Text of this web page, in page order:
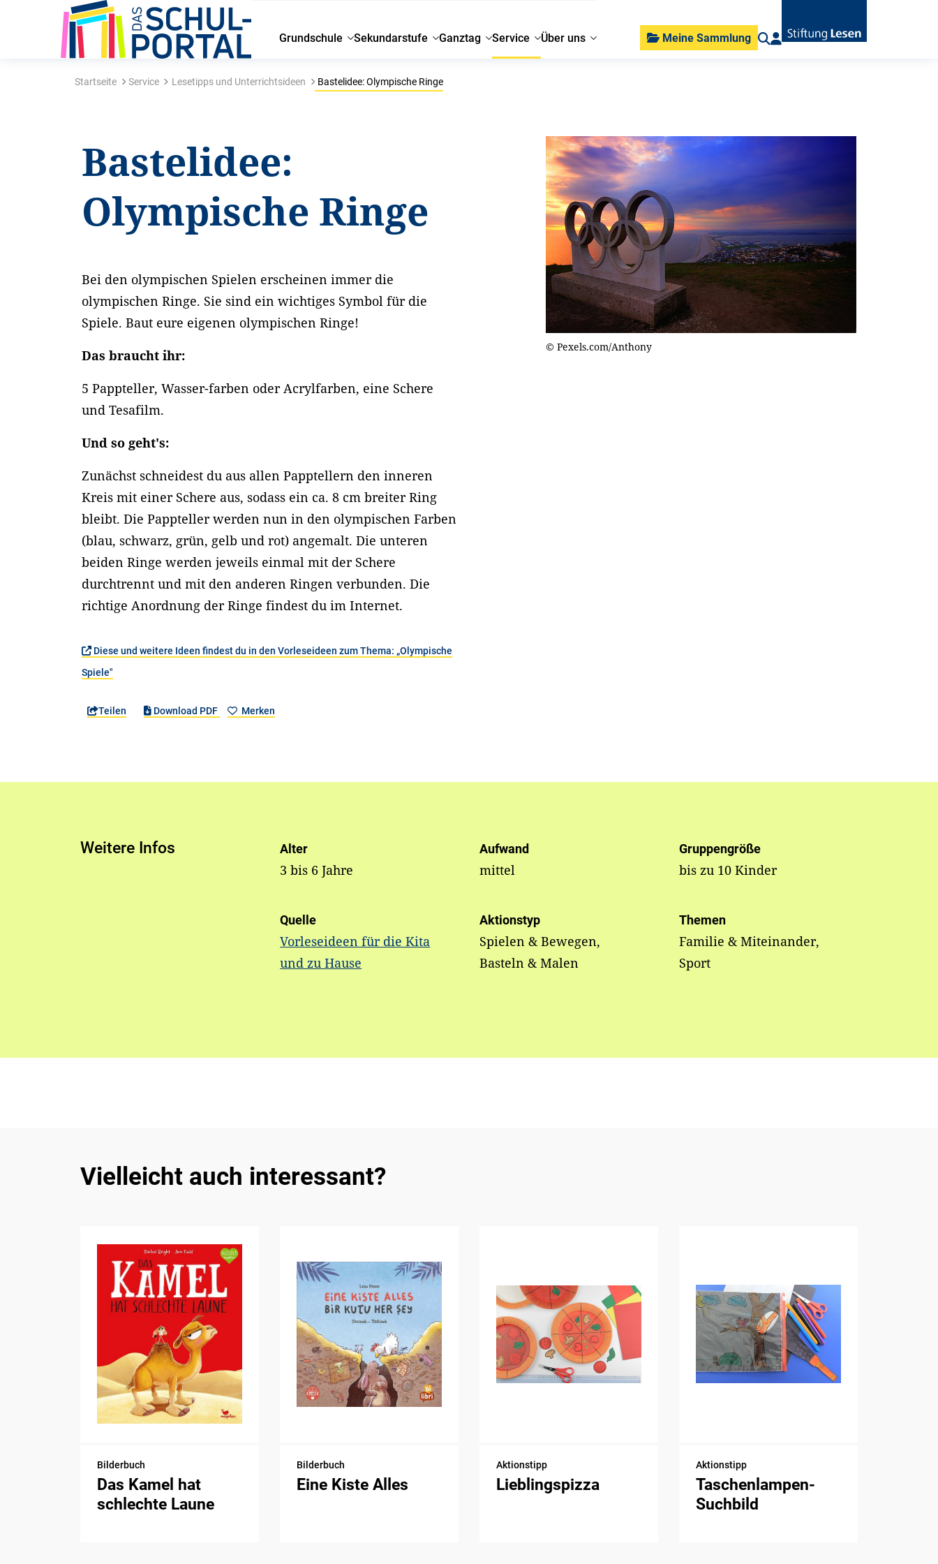
Grundschule Sekundarstufe Ganztag Service Über uns Meine Sammlung
Startseite Service Lesetipps und Unterrichtsideen Bastelidee: Olympische Ringe
Bastelidee:
Olympische Ringe
Bei den olympischen Spielen erscheinen immer die
olympischen Ringe. Sie sind ein wichtiges Symbol für die
Spiele. Baut eure eigenen olympischen Ringe!
Das braucht ihr:
5 Pappteller, Wasser-farben oder Acrylfarben, eine Schere
und Tesafilm.
Und so geht's:
Zunächst schneidest du aus allen Papptellern den inneren
Kreis mit einer Schere aus, sodass ein ca. 8 cm breiter Ring
bleibt. Die Pappteller werden nun in den olympischen Farben
(blau, schwarz, grün, gelb und rot) angemalt. Die unteren
beiden Ringe werden jeweils einmal mit der Schere
durchtrennt und mit den anderen Ringen verbunden. Die
richtige Anordnung der Ringe findest du im Internet.
Diese und weitere Ideen findest du in den Vorleseideen zum Thema: „Olympische
Spiele"
Teilen Download PDF Merken
© Pexels.com/Anthony
Weitere Infos Alter
3 bis 6 Jahre
Aufwand
mittel
Gruppengröße
bis zu 10 Kinder
Quelle
Vorleseideen für die Kita
und zu Hause
Aktionstyp
Spielen & Bewegen,
Basteln & Malen
Themen
Familie & Miteinander,
Sport
Vielleicht auch interessant?
Bilderbuch
Das Kamel hat
schlechte Laune
Bilderbuch
Eine Kiste Alles
Aktionstipp
Lieblingspizza
Aktionstipp
Taschenlampen-
Suchbild